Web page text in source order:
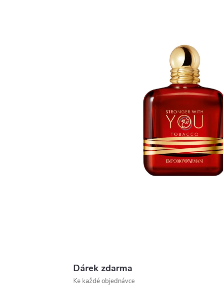
Dárek zdarma
Ke každé objednávce